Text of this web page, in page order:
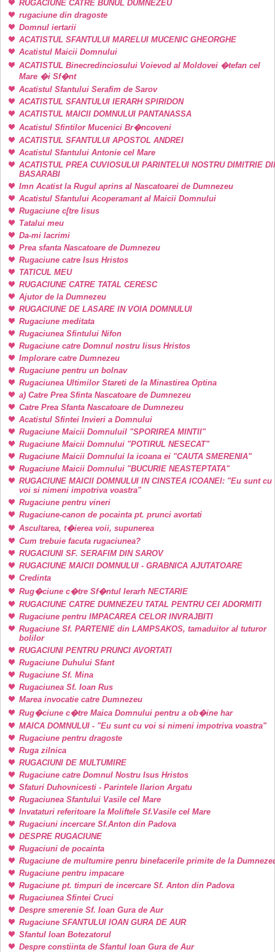
RUGACIUNE CATRE BUNUL DUMNEZEU
rugaciune din dragoste
Domnul iertarii
ACATISTUL SFANTULUI MARELUI MUCENIC GHEORGHE
Acatistul Maicii Domnului
ACATISTUL Binecredinciosului Voievod al Moldovei �tefan cel
Mare �i Sf�nt
Acatistul Sfantului Serafim de Sarov
ACATISTUL SFANTULUI IERARH SPIRIDON
ACATISTUL MAICII DOMNULUI PANTANASSA
Acatistul Sfintilor Mucenici Br�ncoveni
ACATISTUL SFANTULUI APOSTOL ANDREI
Acatistul Sfantului Antonie cel Mare
ACATISTUL PREA CUVIOSULUI PARINTELUI NOSTRU DIMITRIE
BASARABI
Imn Acatist la Rugul aprins al Nascatoarei de Dumnezeu
Acatistul Sfantului Acoperamant al Maicii Domnului
Rugaciune c[tre Iisus
Tatalui meu
Da-mi lacrimi
Prea sfanta Nascatoare de Dumnezeu
Rugaciune catre Isus Hristos
TATICUL MEU
RUGACIUNE CATRE TATAL CERESC
Ajutor de la Dumnezeu
RUGACIUNE DE LASARE IN VOIA DOMNULUI
Rugaciune meditata
Rugaciunea Sfintului Nifon
Rugaciune catre Domnul nostru Iisus Hristos
Implorare catre Dumnezeu
Rugaciune pentru un bolnav
Rugaciunea Ultimilor Stareti de la Minastirea Optina
a) Catre Prea Sfinta Nascatoare de Dumnezeu
Catre Prea Sfanta Nascatoare de Dumnezeu
Acatistul Sfintei Invieri a Domnului
Rugaciune Maicii DomnuluiI "SPORIREA MINTII"
Rugaciune Maicii Domnului "POTIRUL NESECAT"
Rugaciune Maicii Domnului la icoana ei "CAUTA SMERENIA"
Rugaciune Maicii Domnului "BUCURIE NEASTEPTATA"
RUGACIUNE MAICII DOMNULUI IN CINSTEA ICOANEI: "Eu sunt cu
voi si nimeni impotriva voastra"
Rugaciune pentru vineri
Rugaciune-canon de pocainta pt. prunci avortati
Ascultarea, t�ierea voii, supunerea
Cum trebuie facuta rugaciunea?
RUGACIUNI SF. SERAFIM DIN SAROV
RUGACIUNE MAICII DOMNULUI - GRABNICA AJUTATOARE
Credinta
Rug�ciune c�tre Sf�ntul Ierarh NECTARIE
RUGACIUNE CATRE DUMNEZEU TATAL PENTRU CEI ADORMITI
Rugaciune pentru IMPACAREA CELOR INVRAJBITI
Rugaciune Sf. PARTENIE din LAMPSAKOS, tamaduitor al tuturor
bolilor
RUGACIUNI PENTRU PRUNCI AVORTATI
Rugaciune Duhului Sfant
Rugaciune Sf. Mina
Rugaciunea Sf. Ioan Rus
Marea invocatie catre Dumnezeu
Rug�ciune c�tre Maica Domnului pentru a ob�ine har
MAICA DOMNULUI - "Eu sunt cu voi si nimeni impotriva voastra"
Rugaciune pentru dragoste
Ruga zilnica
RUGACIUNI DE MULTUMIRE
Rugaciune catre Domnul Nostru Isus Hristos
Sfaturi Duhovnicesti - Parintele Ilarion Argatu
Rugaciunea Sfantului Vasile cel Mare
Invataturi referitoare la Moliftele Sf.Vasile cel Mare
Rugaciuni incercare Sf.Anton din Padova
DESPRE RUGACIUNE
Rugaciuni de pocainta
Rugaciune de multumire penru binefacerile primite de la
Rugaciune pentru impacare
Rugaciune pt. timpuri de incercare Sf. Anton din Padova
Rugaciunea Sfintei Cruci
Despre smerenie Sf. Ioan Gura de Aur
Rugaciune SFANTULUI IOAN GURA DE AUR
Sfantul Ioan Botezatorul
Despre constiinta de Sfantul Ioan Gura de Aur